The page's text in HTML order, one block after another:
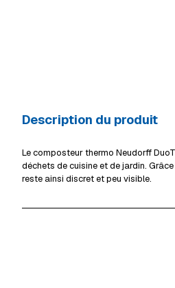
Description du produit
Le composteur thermo Neudorff
déchets de cuisine et de jardin.
reste ainsi discret et peu visible.